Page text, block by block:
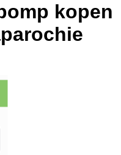
kopen